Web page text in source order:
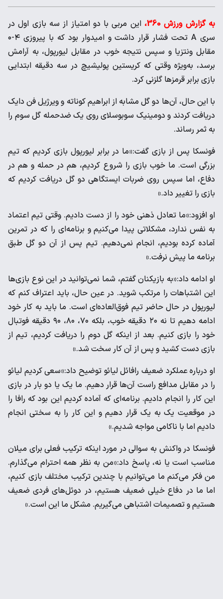
به گزارش ورزش 360،
این مربی با دو امتیاز از سه بازی اول در
سری A تحت فشار قرار داشت و امیدوار بود که با پیروزی ۴-۰
مقابل ونتزیا و سپس نتیجه خوب در مقابل لیورپول، به آرامش
برسد، به‌ویژه وقتی که کریستین پولیشیچ در سه دقیقه ابتدایی
بازی برابر قرمزها گلزنی کرد.
با این حال، آن‌ها دو گل مشابه از ابراهیم کوناته و ویرژیل فن دایک
دریافت کردند و دومینیک سوبوسلای روی یک ضدحمله گل سوم را
به ثمر رساند.
فونسکا پس از بازی گفت:«ما در برابر لیورپول بازی کردیم که تیم
بزرگی است. ما خوب بازی را شروع کردیم، هم در حمله و هم در
دفاع، اما سپس روی ضربات ایستگاهی دو گل دریافت کردیم که
بازی را تغییر داد.»
او افزود:«ما تعادل ذهنی خود را از دست دادیم. وقتی تیم اعتماد
به نفس ندارد، مشکلاتی پیدا می‌کنیم و برنامه‌ای را که در تمرین
آماده کرده بودیم، انجام نمی‌دهیم. تیم پس از آن دو گل طبق
برنامه ما پیش نرفت.»
او ادامه داد:«به بازیکنان گفتم، شما نمی‌توانید در این نوع بازی‌ها
این اشتباهات را مرتکب شوید. در عین حال، باید اعتراف کنم که
لیورپول در حال حاضر تیم فوق‌العاده‌ای است. ما باید به کار خود
ادامه دهیم تا نه ۲۰ دقیقه خوب، بلکه ۷۰، ۸۰، ۹۰ دقیقه فوتبال
خود را بازی کنیم. بعد از اینکه گل دوم را دریافت کردیم، تیم از
بازی دست کشید و پس از آن کار سخت شد.»
او درباره عملکرد ضعیف رافائل لیائو توضیح داد:«سعی کردیم لیائو
را در مقابل مدافع راست آن‌ها قرار دهیم. ما یک یا دو بار در بازی
این کار را انجام دادیم. برنامه‌ای که آماده کردیم این بود که رافا را
در موقعیت یک به یک قرار دهیم و این کار را به سختی انجام
دادیم اما با ناکامی مواجه شدیم.»
فونسکا در واکنش به سوالی در مورد اینکه ترکیب فعلی برای میلان
مناسب است یا نه، پاسخ داد:«من به نظر همه احترام می‌گذارم.
من فکر می‌کنم ما می‌توانیم با چندین ترکیب مختلف بازی کنیم،
اما ما در دفاع خیلی ضعیف هستیم، در دوئل‌های فردی ضعیف
هستیم و تصمیمات اشتباهی می‌گیریم. مشکل ما این است.»